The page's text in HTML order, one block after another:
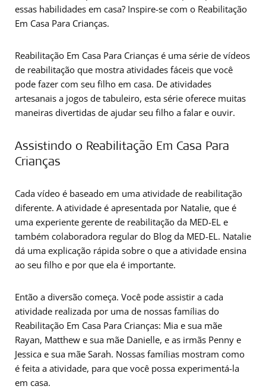
essas habilidades em casa? Inspire-se com o Reabilitação
Em Casa Para Crianças.
Reabilitação Em Casa Para Crianças é uma série de vídeos
de reabilitação que mostra atividades fáceis que você
pode fazer com seu filho em casa. De atividades
artesanais a jogos de tabuleiro, esta série oferece muitas
maneiras divertidas de ajudar seu filho a falar e ouvir.
Assistindo o Reabilitação Em Casa Para
Crianças
Cada vídeo é baseado em uma atividade de reabilitação
diferente. A atividade é apresentada por Natalie, que é
uma experiente gerente de reabilitação da MED-EL e
também colaboradora regular do Blog da MED-EL. Natalie
dá uma explicação rápida sobre o que a atividade ensina
ao seu filho e por que ela é importante.
Então a diversão começa. Você pode assistir a cada
atividade realizada por uma de nossas famílias do
Reabilitação Em Casa Para Crianças: Mia e sua mãe
Rayan, Matthew e sua mãe Danielle, e as irmãs Penny e
Jessica e sua mãe Sarah. Nossas famílias mostram como
é feita a atividade, para que você possa experimentá-la
em casa.